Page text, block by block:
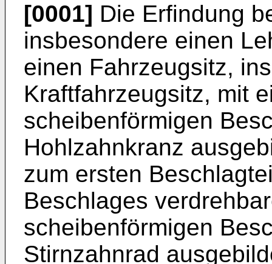
[0001] Die Erfindung
insbesondere einen
einen Fahrzeugsitz,
Kraftfahrzeugsitz, mit
scheibenförmigen
Hohlzahnkranz
zum ersten
Beschlages
scheibenförmigen
Stirnzahnrad